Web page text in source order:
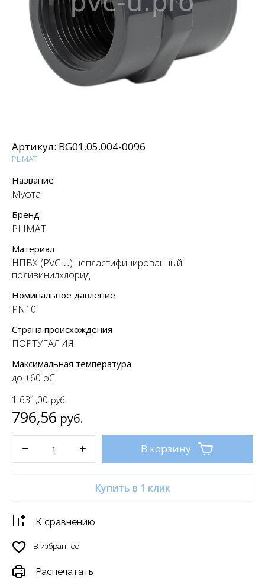
Артикул: BG01.05.004-0096
PLIMAT
Название
Муфта
Бренд
PLIMAT
Материал
НПВХ (PVC-U) непластифицированный
поливинилхлорид
Номинальное давление
PN10
Страна происхождения
ПОРТУГАЛИЯ
Максимальная температура
до +60 oC
1 631,00 руб.
796,56 руб.
В корзину
Купить в 1 клик
К сравнению
В избранное
Распечатать